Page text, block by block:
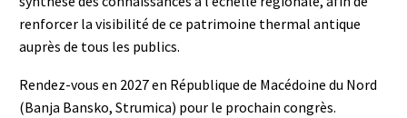
renforcer la visibilité de ce patrimoine thermal antique
auprès de tous les publics.
Rendez-vous en 2027 en République de Macédoine du Nord
(Banja Bansko, Strumica) pour le prochain congrès.